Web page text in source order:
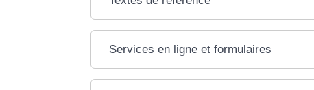
Services en ligne et formulaires